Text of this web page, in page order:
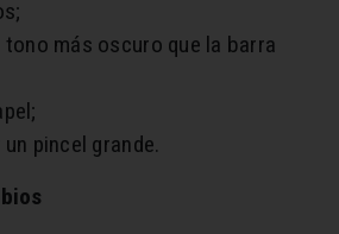
tono más oscuro que la barra
pincel grande.